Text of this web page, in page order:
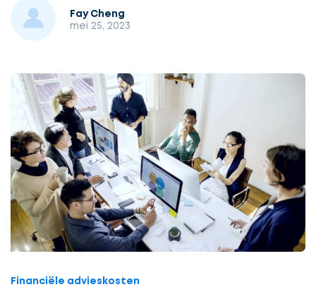
Fay Cheng
mei 25, 2023
Financiële advieskosten